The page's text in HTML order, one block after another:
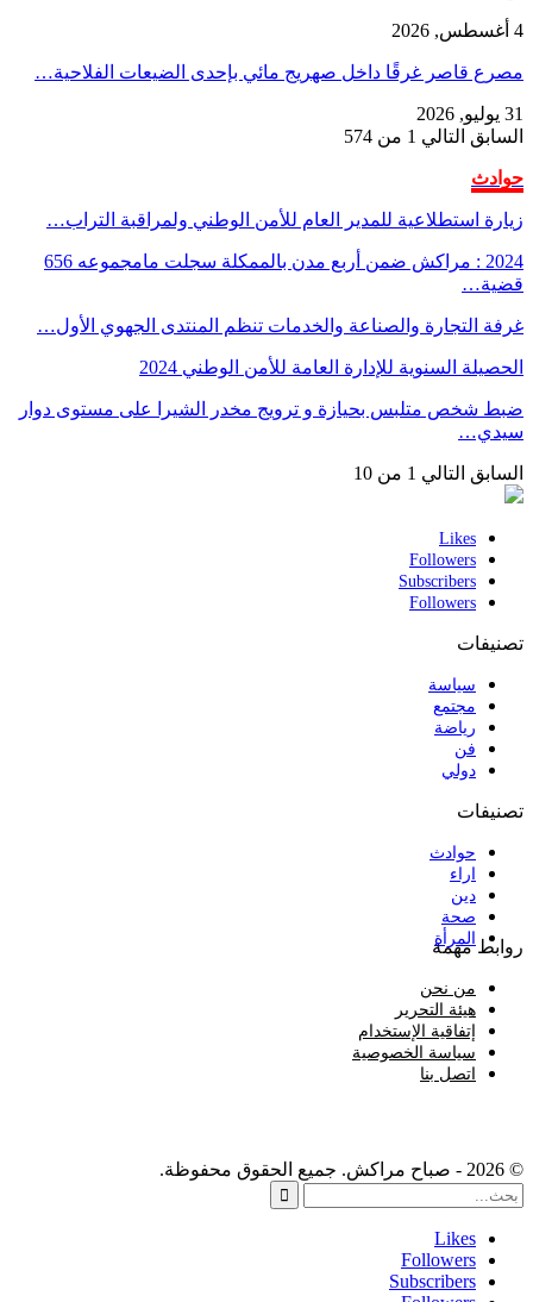
4 أغسطس, 2026
مصرع قاصر غرقًا داخل صهريج مائي بإحدى الضيعات الفلاحية…
31 يوليو, 2026
السابق التالي 1 من 574
حوادث
زيارة استطلاعية للمدير العام للأمن الوطني ولمراقبة التراب…
2024 : مراكش ضمن أربع مدن بالممكلة سجلت مامجموعه 656
قضية…
غرفة التجارة والصناعة والخدمات تنظم المنتدى الجهوي الأول…
الحصيلة السنوية للإدارة العامة للأمن الوطني 2024
ضبط شخص متلبس بحيازة و ترويج مخدر الشيرا على مستوى دوار
سيدي…
السابق التالي 1 من 10
Likes
Followers
Subscribers
Followers
تصنيفات
سياسة
مجتمع
رياضة
فن
دولي
تصنيفات
حوادث
اراء
دين
صحة
المرأة
روابط مهمة
من نحن
هيئة التحرير
إتفاقية الإستخدام
سياسة الخصوصية
اتصل بنا
© 2026 - صباح مراكش. جميع الحقوق محفوظة.
Likes
Followers
Subscribers